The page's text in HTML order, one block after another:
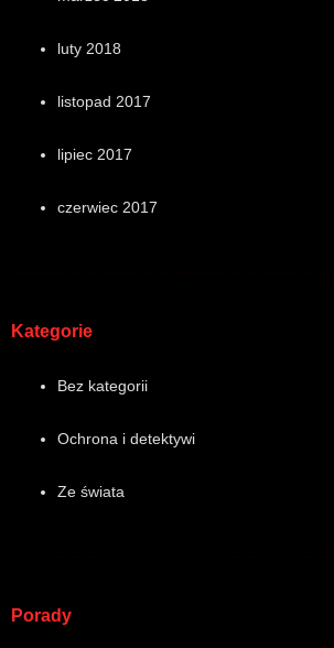
luty 2018
listopad 2017
lipiec 2017
czerwiec 2017
Kategorie
Bez kategorii
Ochrona i detektywi
Ze świata
Porady